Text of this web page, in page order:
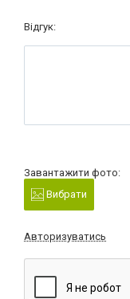
Відгук:
Завантажити фото:
Вибрати
Авторизуватись